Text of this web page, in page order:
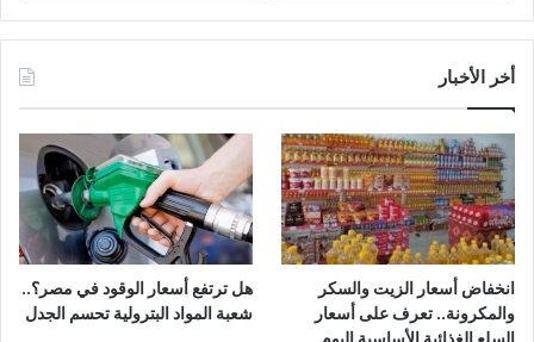
أخر الأخبار
انخفاض أسعار الزيت والسكر
والمكرونة.. تعرف على أسعار
السلع الغذائية الأساسية اليوم
هل ترتفع أسعار الوقود في مصر؟..
شعبة المواد البترولية تحسم الجدل